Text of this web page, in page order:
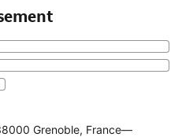
Grenoble, France—